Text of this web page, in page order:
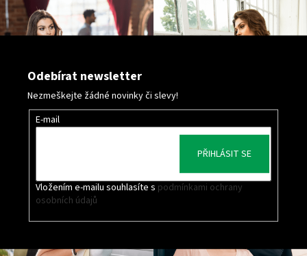
Odebírat newsletter
Nezmeškejte žádné novinky či slevy!
E-mail
Vložením e-mailu souhlasíte s podmínkami ochrany
osobních údajů
PŘIHLÁSIT SE